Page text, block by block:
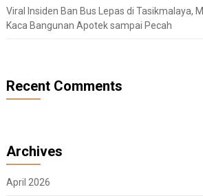
Viral Insiden Ban Bus Lepas di Tasikmalaya,
Kaca Bangunan Apotek sampai Pecah
Recent Comments
Archives
April 2026